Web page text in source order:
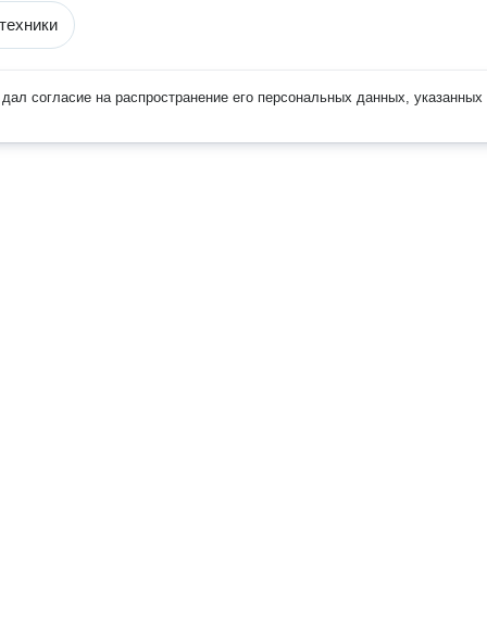
согласие на распространение его персональных данных, указанных